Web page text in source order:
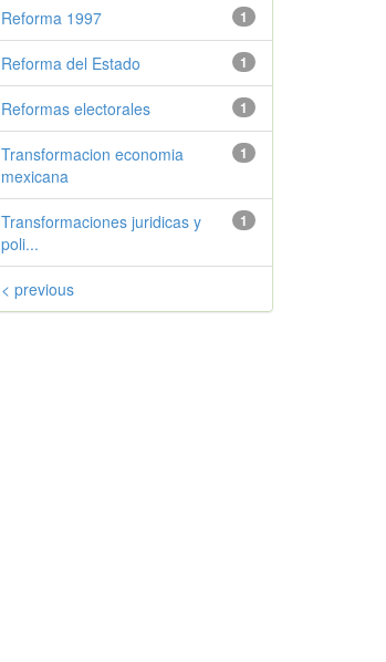
1
Reforma 1997
1
Reforma del Estado
1
Reformas electorales
1
Transformacion economia
mexicana
1
Transformaciones juridicas y
poli...
< previous